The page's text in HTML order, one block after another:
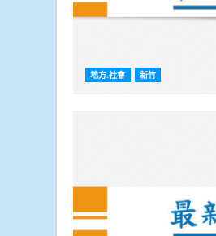
地方.社會 新竹